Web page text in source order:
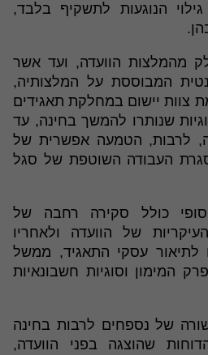
הנוגעות לתשקיף בלבד,
מהמלצות הוועדה, ועד אשר
המבוססת על המלצותיה,
צוות יישום במחלקת תאגידים
שנותרו להמשך בחינה, עד
לרבות, הטמעה אפשרית של
העבודה השוטפת של סגל
כולל סקירה רחבה של
של הוועדה ולאחריו
לתיאור עסקי התאגיד, ממשל
המימון וסוגיות חשבונאיות
של נספחים לרבות בחינה
שהוצגה בפני הוועדה,